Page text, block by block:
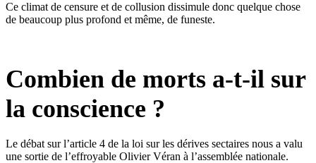
Ce climat de censure et de collusion dissimule donc quelque chose
de beaucoup plus profond et même, de funeste.
Combien de morts a-t-il sur
la conscience ?
Le débat sur l’article 4 de la loi sur les dérives sectaires nous a valu
une sortie de l’effroyable Olivier Véran à l’assemblée nationale.